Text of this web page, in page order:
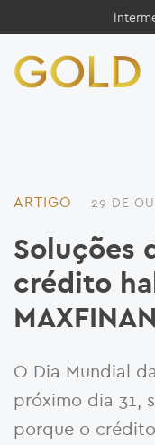
ARTIGO 29 DE
Soluções
crédito
O Dia Mundial
próximo dia 31,
porque o